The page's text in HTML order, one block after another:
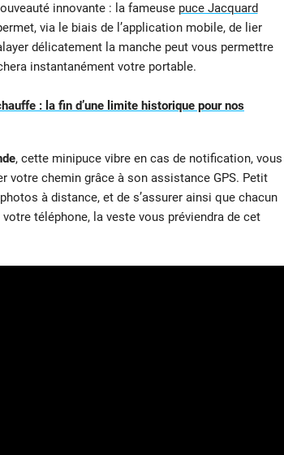
innovante : la fameuse puce Jacquard
via le biais de l’application mobile, de lier
délicatement la manche peut vous permettre
instantanément votre portable.
: la fin d’une limite historique pour nos
, cette minipuce vibre en cas de notification, vous
votre chemin grâce à son assistance GPS. Petit
à distance, et de s’assurer ainsi que chacun
téléphone, la veste vous préviendra de cet